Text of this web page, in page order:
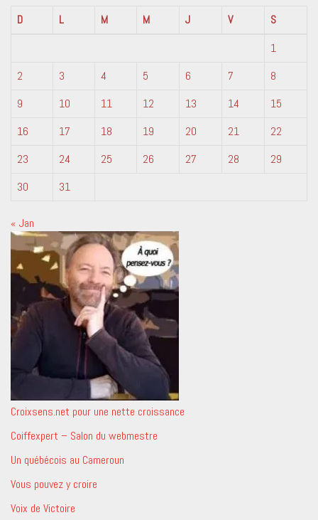
D
L M M J V
S
1
2
3 4 5 6 7
8
9
10 11 12 13 14
15
16
17 18 19 20 21
22
23
24 25 26 27 28
29
30
31
« Jan
Croixsens.net pour une nette croissance
Coiffexpert – Salon du webmestre
Un québécois au Cameroun
Vous pouvez y croire
Voix de Victoire